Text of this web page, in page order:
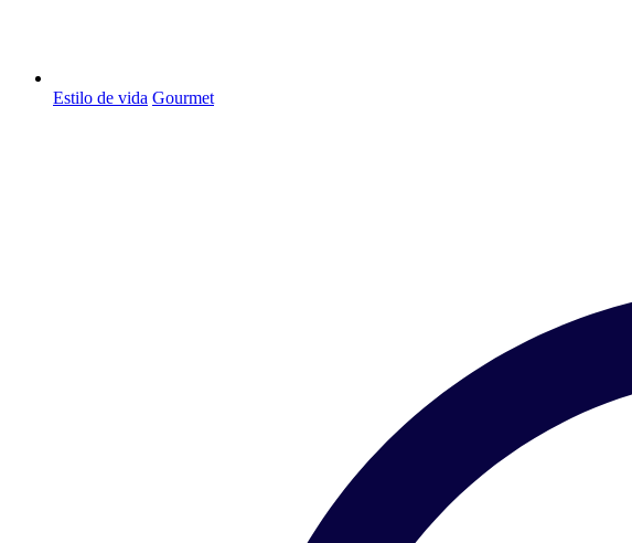
Estilo de vida Gourmet